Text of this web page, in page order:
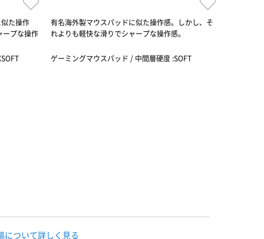
た操作
ープな操作
有名海外製マウスパッドに似た操作感。しかし、そ
れよりも軽快な滑りでシャープな操作感。
ゲーミングマウスパッド / 中間層硬度 :SOFT
について詳しく見る